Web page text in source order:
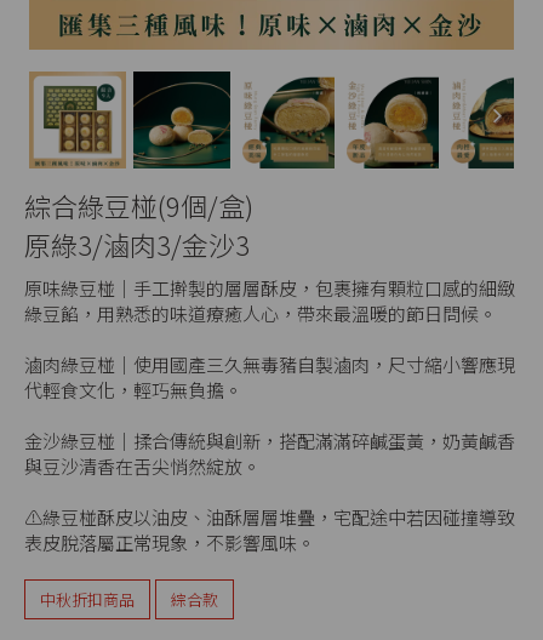
Next
綜合綠豆椪(9個/盒)
原綠3/滷肉3/金沙3
原味綠豆椪｜手工擀製的層層酥皮，包裹擁有顆粒口感的細緻
綠豆餡，用熟悉的味道療癒人心，帶來最溫暖的節日問候。
滷肉綠豆椪｜使用國產三久無毒豬自製滷肉，尺寸縮小響應現
代輕食文化，輕巧無負擔。
金沙綠豆椪｜揉合傳統與創新，搭配滿滿碎鹹蛋黃，奶黃鹹香
與豆沙清香在舌尖悄然綻放。
⚠️綠豆椪酥皮以油皮、油酥層層堆疊，宅配途中若因碰撞導致
表皮脫落屬正常現象，不影響風味。
中秋折扣商品 綜合款